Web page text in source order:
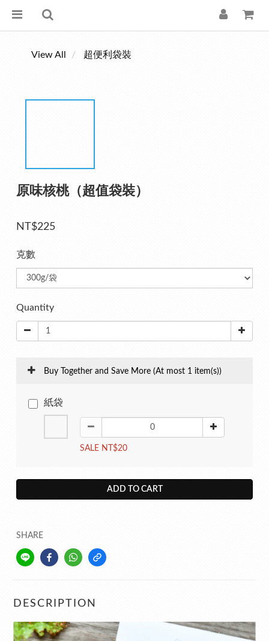
View All 超便利袋裝
原味核桃（超值袋裝）
NT$225
克數
Quantity
Buy Together and Save More (At most 1 item(s))
紙袋
SALE NT$20
ADD TO CART
SHARE
DESCRIPTION